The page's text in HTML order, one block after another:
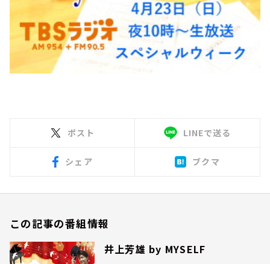
ポスト LINEで送る
シェア ブクマ
この記事の番組情報
井上芳雄 by MYSELF